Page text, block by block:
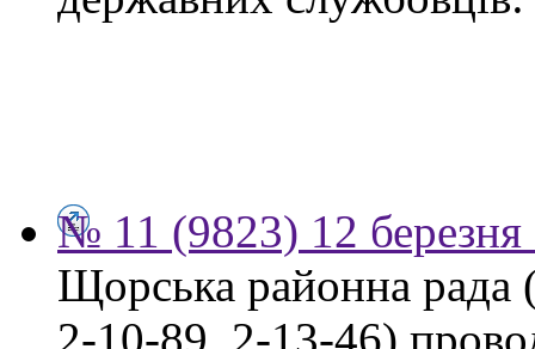
№ 11 (9823) 12 березня
Щорська районна рада
2-10-89, 2-13-46)